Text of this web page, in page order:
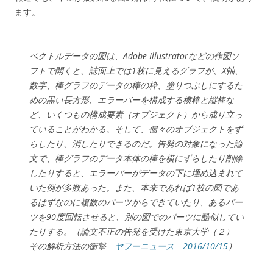
ます。
ベクトルデータの図は、Adobe Illustratorなどの作図ソ
フトで開くと、誌面上では1枚に見えるグラフが、X軸、
数字、棒グラフのデータの棒の枠、塗りつぶしにするた
めの黒い長方形、エラーバーを構成する横棒と縦棒な
ど、いくつもの構成要素（オブジェクト）から成り立っ
ていることがわかる。そして、個々のオブジェクトをず
らしたり、消したりできるのだ。告発の対象になった論
文で、棒グラフのデータ本体の棒を横にずらしたり削除
したりすると、エラーバーがデータの下に埋め込まれて
いた例が多数あった。また、本来であれば1枚の図であ
るはずなのに複数のパーツからできていたり、あるパー
ツを90度回転させると、別の図でのパーツに酷似してい
たりする。（論文不正の告発を受けた東京大学（２）
その解析方法の衝撃
ヤフーニュース 2016/10/15）